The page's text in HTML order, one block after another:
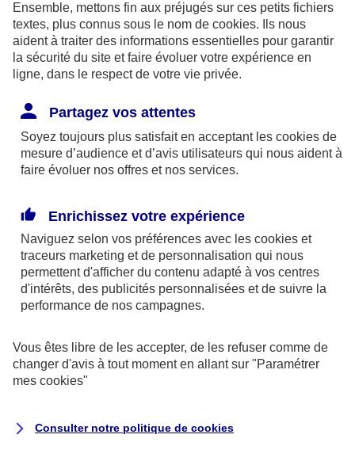
prudentiel et de résolution (ACPR) : - 4
Place de Budapest - CS 92459 - 75436
Paris Cedex 09. Le détail des procédures de
recours et de réclamation et les
disponibles sur le site axa.fr.
AXA France IARD et AXA France Vie sont
mandataires exclusifs en opérations de
246 et n°13 005 764 (consultable
surwww.orias.fr)
AXA Assistance France Assurances,
S.A au capital de 51 429 430,40 €,
Siège social :
8-10, rue Paul Vaillant Couturier
Ensemble, mettons fin aux préjugés sur ces petits fichiers
textes, plus connus sous le nom de cookies. Ils nous
aident à traiter des informations essentielles pour garantir
la sécurité du site et faire évoluer votre expérience en
ligne, dans le respect de votre vie privée.
Partagez vos attentes
Soyez toujours plus satisfait en acceptant les cookies de
mesure d’audience et d’avis utilisateurs qui nous aident à
faire évoluer nos offres et nos services.
Enrichissez votre expérience
Naviguez selon vos préférences avec les cookies et
traceurs marketing et de personnalisation qui nous
permettent d'afficher du contenu adapté à vos centres
d'intérêts, des publicités personnalisées et de suivre la
performance de nos campagnes.
Vous êtes libre de les accepter, de les refuser comme de
changer d'avis à tout moment en allant sur "Paramétrer
mes cookies"
Consulter notre politique de cookies